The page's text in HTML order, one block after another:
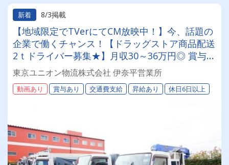
新着 8/3掲載
【地域限定でTVerにてCM放映中！】今、話題の
企業で働くチャンス！【ドラッグストア商品配送
2ｔドライバー募集★】月収30～36万円◎ 賞与年
2回／昇給有／福利厚生充実／仕事量安定／未経
験歓迎◎【年間休日113日以上】連休もあり◎プ
ライベート充実可◎ 「安心・安全」で働く。東
東京ユニオン物流株式会社 伊奈平営業所
動画あり 賞与あり 交通費支給 昇給あり 休日6日以上